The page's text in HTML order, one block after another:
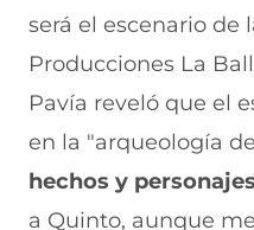
será el escenario de
Producciones La
Pavía reveló que el
en la "arqueología
hechos y
a Quinto, aunque